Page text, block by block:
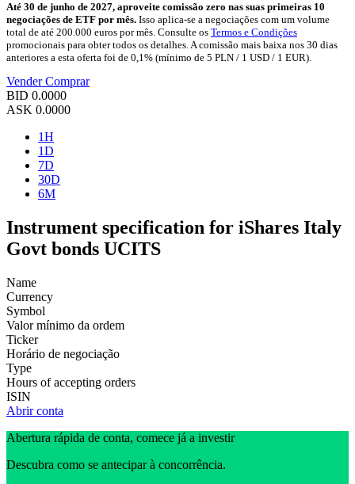
Até 30 de junho de 2027, aproveite comissão zero nas suas primeiras 10
negociações de ETF por mês. Isso aplica-se a negociações com um volume
total de até 200.000 euros por mês. Consulte os Termos e Condições
promocionais para obter todos os detalhes. A comissão mais baixa nos 30 dias
anteriores a esta oferta foi de 0,1% (mínimo de 5 PLN / 1 USD / 1 EUR).
VenderComprar
BID 0.0000
ASK 0.0000
1H
1D
7D
30D
6M
Instrument specification for iShares Italy
Govt bonds UCITS
Name
Currency
Symbol
Valor mínimo da ordem
Ticker
Horário de negociação
Type
Hours of accepting orders
ISIN
Abrir conta
Abertura rápida de conta, comece já a investir
Descubra como se antecipar à concorrência.